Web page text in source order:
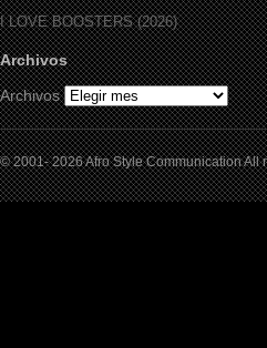
I LOVE BOOSTERS (2026)
Archivos
Archivos
© 2001- 2026 Afro Style Communication All